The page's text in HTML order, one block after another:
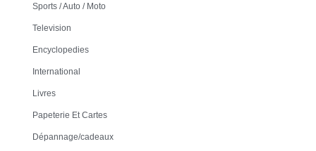
Sports / Auto / Moto
Television
Encyclopedies
International
Livres
Papeterie Et Cartes
Dépannage/cadeaux